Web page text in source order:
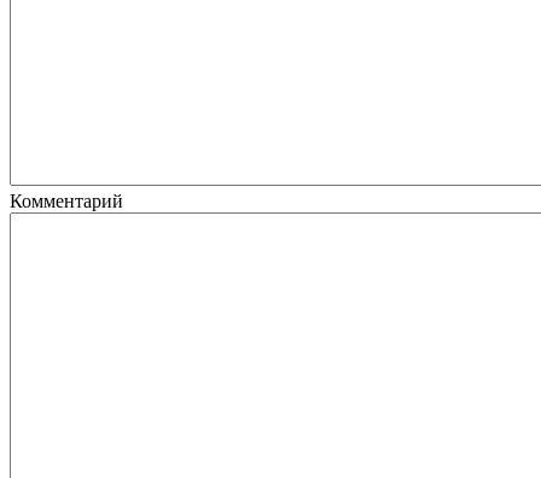
Комментарий